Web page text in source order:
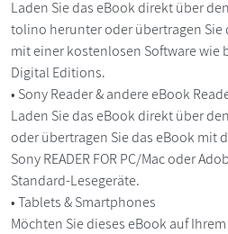
Laden Sie das eBook direkt über
tolino herunter oder übertragen Sie
mit einer kostenlosen Software wie
Digital Editions.
• Sony Reader & andere eBook
Laden Sie das eBook direkt über
oder übertragen Sie das eBook mit
Sony READER FOR PC/Mac oder
Standard-Lesegeräte.
• Tablets & Smartphones
Möchten Sie dieses eBook auf